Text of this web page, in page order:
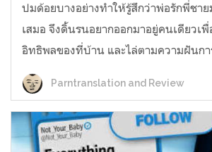
ปมด้อยบางอย่างทำให้รู้สึกว่าพ่อรักพี่ชาย
เสมอ จึงดิ้นรนอยากออกมาอยู่คนเดียวเ
อิทธิพลของที่บ้าน และไล่ตามความฝันก
Parntranslation and Review